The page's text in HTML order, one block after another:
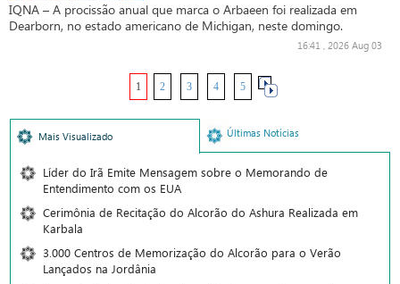
IQNA – A procissão anual que marca o Arbaeen foi realizada em
Dearborn, no estado americano de Michigan, neste domingo.
16:41 , 2026 Aug 03
1 2 3 4 5
Mais Visualizado Últimas Notícias
Líder do Irã Emite Mensagem sobre o Memorando de
Entendimento com os EUA
Cerimônia de Recitação do Alcorão do Ashura Realizada em
Karbala
3.000 Centros de Memorização do Alcorão para o Verão
Lançados na Jordânia